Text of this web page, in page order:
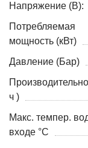
Напряжение (В):
Потребляемая
мощность (кВт)
Давление (Бар)
ч )
Макс. темпер.
входе °C